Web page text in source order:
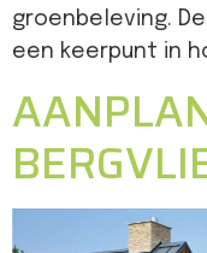
groenbeleving.
een keerpunt in